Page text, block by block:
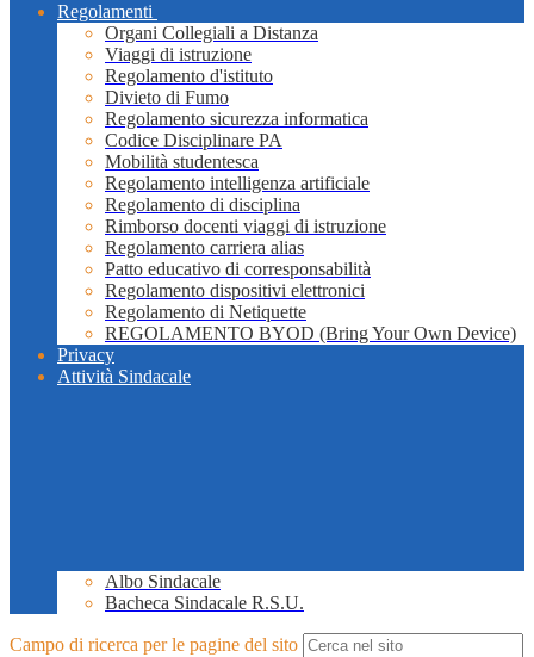
Regolamenti
Organi Collegiali a Distanza
Viaggi di istruzione
Regolamento d'istituto
Divieto di Fumo
Regolamento sicurezza informatica
Codice Disciplinare PA
Mobilità studentesca
Regolamento intelligenza artificiale
Regolamento di disciplina
Rimborso docenti viaggi di istruzione
Regolamento carriera alias
Patto educativo di corresponsabilità
Regolamento dispositivi elettronici
Regolamento di Netiquette
REGOLAMENTO BYOD (Bring Your Own Device)
Privacy
Attività Sindacale
Albo Sindacale
Bacheca Sindacale R.S.U.
Campo di ricerca per le pagine del sito